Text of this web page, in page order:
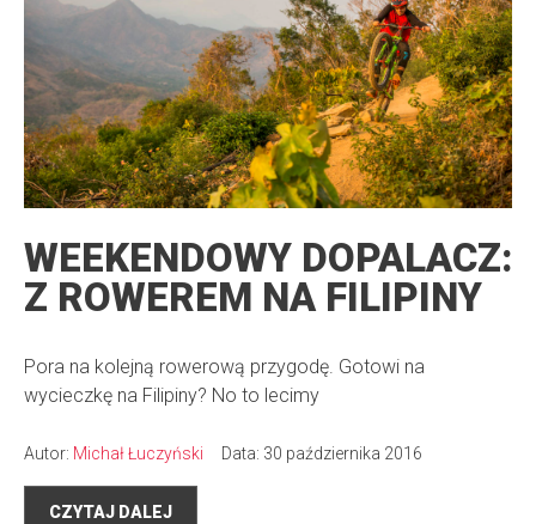
WEEKENDOWY DOPALACZ:
Z ROWEREM NA FILIPINY
Pora na kolejną rowerową przygodę. Gotowi na
wycieczkę na Filipiny? No to lecimy
Autor: Michał Łuczyński Data: 30 października 2016
CZYTAJ DALEJ